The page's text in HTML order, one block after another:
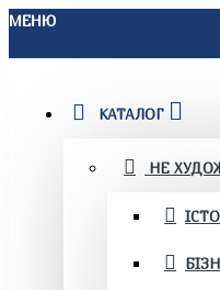
МЕНЮ
КАТАЛОГ
НЕ